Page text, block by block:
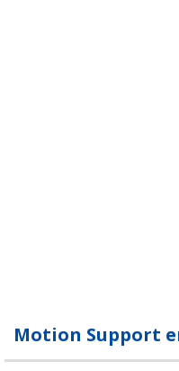
Motion Support